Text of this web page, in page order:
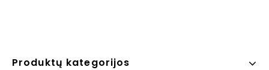
Produktų kategorijos